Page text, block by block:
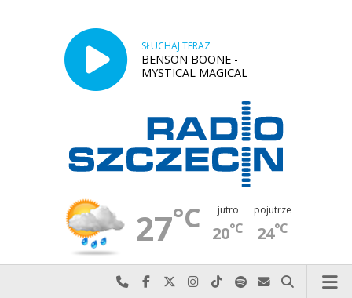
SŁUCHAJ TERAZ
BENSON BOONE -
MYSTICAL MAGICAL
27°C jutro
20°C
pojutrze
24°C
Najlepiej po prostu do nas zadzwoń
Odwiedź nas na Facebook-u
Odwiedź nas na X
Odwiedź nas na Instagram-ie
Odwiedź nas na TikTok-u
Szukaj nas na Spotify
Wyślij do nas
Szukaj